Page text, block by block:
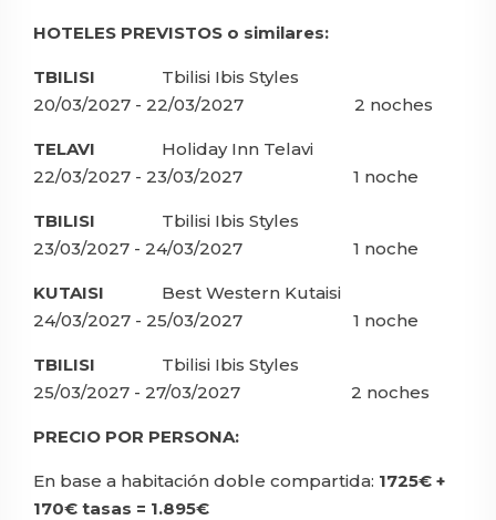
HOTELES PREVISTOS o similares:
TBILISI Tbilisi Ibis Styles
20/03/2027 - 22/03/2027 2 noches
TELAVI Holiday Inn Telavi
22/03/2027 - 23/03/2027 1 noche
TBILISI Tbilisi Ibis Styles
23/03/2027 - 24/03/2027 1 noche
KUTAISI Best Western Kutaisi
24/03/2027 - 25/03/2027 1 noche
TBILISI Tbilisi Ibis Styles
25/03/2027 - 27/03/2027 2 noches
PRECIO POR PERSONA:
En base a habitación doble compartida: 1725€ +
170€ tasas = 1.895€